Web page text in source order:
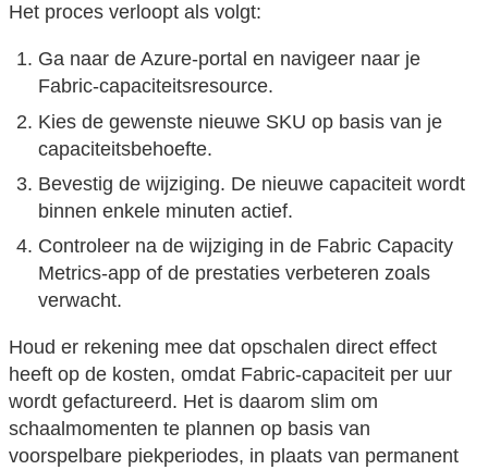
Het proces verloopt als volgt:
Ga naar de Azure-portal en navigeer naar je
Fabric-capaciteitsresource.
Kies de gewenste nieuwe SKU op basis van je
capaciteitsbehoefte.
Bevestig de wijziging. De nieuwe capaciteit wordt
binnen enkele minuten actief.
Controleer na de wijziging in de Fabric Capacity
Metrics-app of de prestaties verbeteren zoals
verwacht.
Houd er rekening mee dat opschalen direct effect
heeft op de kosten, omdat Fabric-capaciteit per uur
wordt gefactureerd. Het is daarom slim om
schaalmomenten te plannen op basis van
voorspelbare piekperiodes, in plaats van permanent